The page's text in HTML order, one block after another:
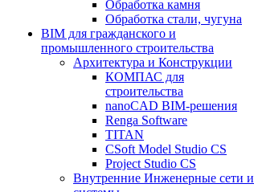
Обработка камня
Обработка стали, чугуна
BIM для гражданского и
промышленного строительства
Архитектура и Конструкции
КОМПАС для
строительства
nanoCAD BIM-решения
Renga Software
TITAN
CSoft Model Studio CS
Project Studio CS
Внутренние Инженерные сети и